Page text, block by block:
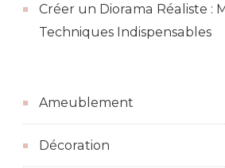
Créer un Diorama Réaliste :
Techniques Indispensables
Ameublement
Décoration